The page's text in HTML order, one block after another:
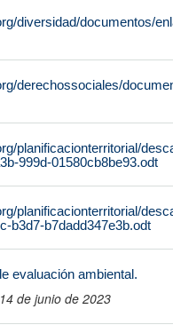
diversidad/documentos/
derechossociales/
planificacionterritorial/
999d-01580cb8be93.odt
planificacionterritorial/
b3d7-b7dadd347e3b.odt
evaluación ambiental.
de junio de 2023